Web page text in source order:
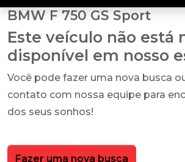
BMW F 750 GS Sport
Este veículo não está
disponível em nosso
Você pode fazer uma nova busca
contato com nossa equipe para
dos seus sonhos!
Fazer uma nova busca